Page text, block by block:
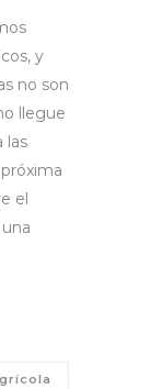
y
no son
llegue
las
el